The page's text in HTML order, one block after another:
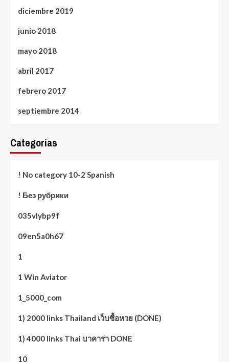
diciembre 2019
junio 2018
mayo 2018
abril 2017
febrero 2017
septiembre 2014
Categorías
! No category 10-2 Spanish
! Без рубрики
035vlybp9f
09en5a0h67
1
1 Win Aviator
1_5000_com
1) 2000 links Thailand เว็บซื้อหวย (DONE)
1) 4000 links Thai บาคาร่า DONE
10